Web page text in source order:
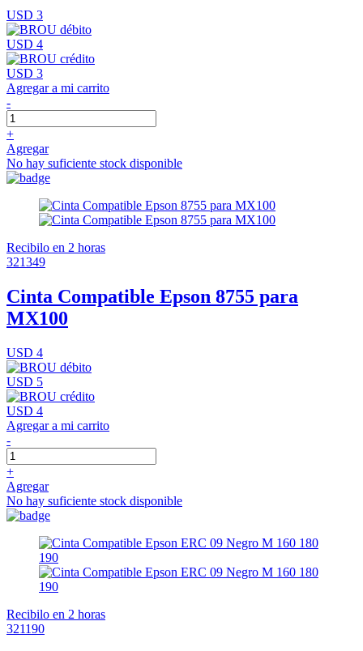
USD 3
USD 4
USD 3
Agregar a mi carrito
-
+
Agregar
No hay suficiente stock disponible
Recibilo en 2 horas
321349
Cinta Compatible Epson 8755 para
MX100
USD 4
USD 5
USD 4
Agregar a mi carrito
-
+
Agregar
No hay suficiente stock disponible
Recibilo en 2 horas
321190